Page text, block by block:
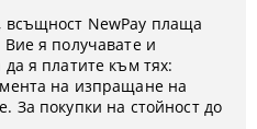
всъщност NewPay плаща
я получавате и
я платите към тях:
на изпращане на
За покупки на стойност до